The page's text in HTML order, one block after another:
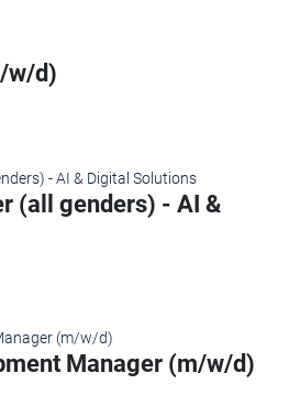
w/d)
(all genders) - AI &
Manager (m/w/d)